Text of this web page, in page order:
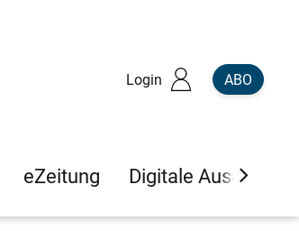
Login ABO
eZeitung Digitale Ausgaben